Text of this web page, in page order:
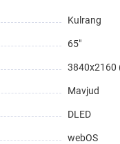
Kulrang
65"
3840x2160
Mavjud
DLED
webOS